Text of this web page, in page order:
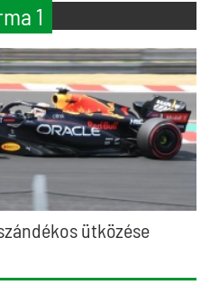
1
ütközése